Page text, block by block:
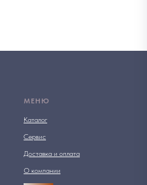
МЕНЮ
Каталог
Сервис
Доставка и оплата
О компании